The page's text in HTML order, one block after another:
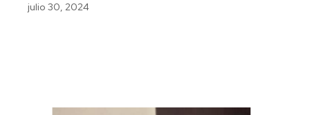
julio 30, 2024